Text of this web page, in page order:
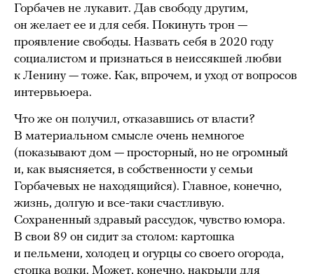
Горбачев не лукавит. Дав свободу другим,
он желает ее и для себя. Покинуть трон —
проявление свободы. Назвать себя в 2020 году
социалистом и признаться в неиссякшей любви
к Ленину — тоже. Как, впрочем, и уход от вопросов
интервьюера.
Что же он получил, отказавшись от власти?
В материальном смысле очень немногое
(показывают дом — просторный, но не огромный
и, как выясняется, в собственности у семьи
Горбачевых не находящийся). Главное, конечно,
жизнь, долгую и все-таки счастливую.
Сохраненный здравый рассудок, чувство юмора.
В свои 89 он сидит за столом: картошка
и пельмени, холодец и огурцы со своего огорода,
стопка водки. Может, конечно, накрыли для